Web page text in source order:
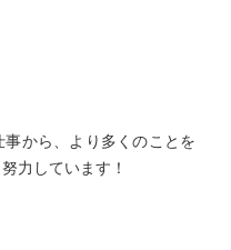
から、より多くのことを
力しています！